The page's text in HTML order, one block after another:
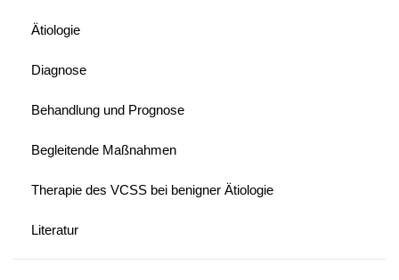
Ätiologie
Diagnose
Behandlung und Prognose
Begleitende Maßnahmen
Therapie des VCSS bei benigner Ätiologie
Literatur